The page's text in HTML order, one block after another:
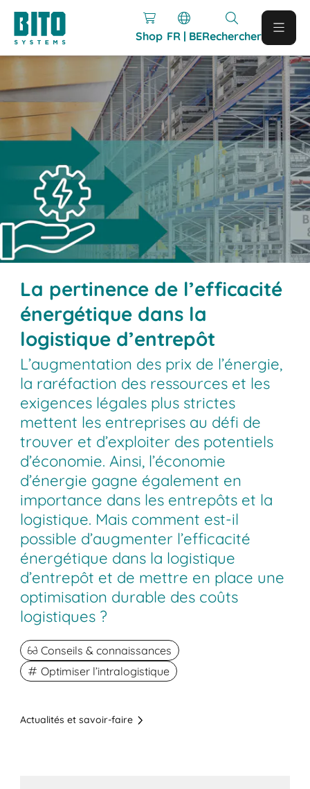
Shop FR | BERechercher
La pertinence de l’efficacité
énergétique dans la
logistique d’entrepôt
L’augmentation des prix de l’énergie,
la raréfaction des ressources et les
exigences légales plus strictes
mettent les entreprises au défi de
trouver et d’exploiter des potentiels
d’économie. Ainsi, l’économie
d’énergie gagne également en
importance dans les entrepôts et la
logistique. Mais comment est-il
possible d’augmenter l’efficacité
énergétique dans la logistique
d’entrepôt et de mettre en place une
optimisation durable des coûts
logistiques ?
Conseils & connaissances
Optimiser l’intralogistique
Actualités et savoir-faire